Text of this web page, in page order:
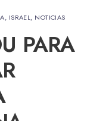
, ISRAEL, NOTICIAS
PARA